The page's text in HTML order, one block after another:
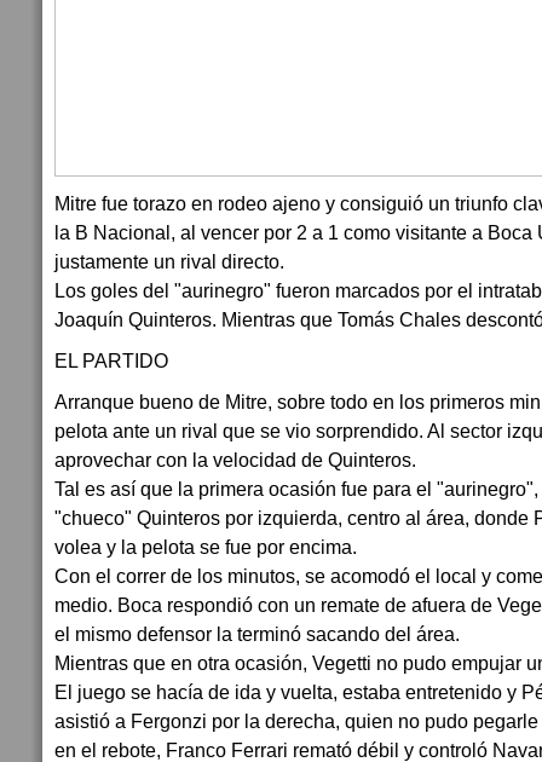
Mitre fue torazo en rodeo ajeno y consiguió un triunfo
la B Nacional, al vencer por 2 a 1 como visitante a Boca
justamente un rival directo.
Los goles del "aurinegro" fueron marcados por el
Joaquín Quinteros. Mientras que Tomás Chales
EL PARTIDO
Arranque bueno de Mitre, sobre todo en los primeros
pelota ante un rival que se vio sorprendido. Al sector
aprovechar con la velocidad de Quinteros.
Tal es así que la primera ocasión fue para el
"chueco" Quinteros por izquierda, centro al área, donde
volea y la pelota se fue por encima.
Con el correr de los minutos, se acomodó el local y
medio. Boca respondió con un remate de afuera de
el mismo defensor la terminó sacando del área.
Mientras que en otra ocasión, Vegetti no pudo empujar
El juego se hacía de ida y vuelta, estaba entretenido y
asistió a Fergonzi por la derecha, quien no pudo
en el rebote, Franco Ferrari remató débil y controló